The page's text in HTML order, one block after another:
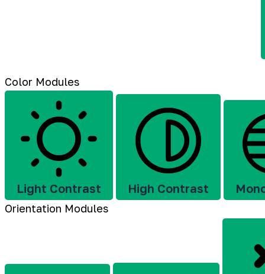
Color Modules
Light Contrast High Contrast
Orientation Modules